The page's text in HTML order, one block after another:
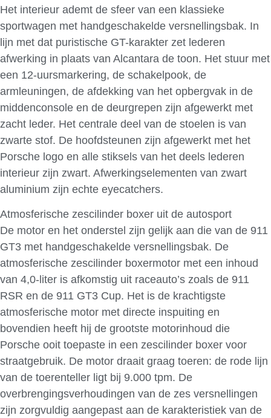
Het interieur ademt de sfeer van een klassieke
sportwagen met handgeschakelde versnellingsbak. In
lijn met dat puristische GT-karakter zet lederen
afwerking in plaats van Alcantara de toon. Het stuur met
een 12-uursmarkering, de schakelpook, de
armleuningen, de afdekking van het opbergvak in de
middenconsole en de deurgrepen zijn afgewerkt met
zacht leder. Het centrale deel van de stoelen is van
zwarte stof. De hoofdsteunen zijn afgewerkt met het
Porsche logo en alle stiksels van het deels lederen
interieur zijn zwart. Afwerkingselementen van zwart
aluminium zijn echte eyecatchers.
Atmosferische zescilinder boxer uit de autosport
De motor en het onderstel zijn gelijk aan die van de 911
GT3 met handgeschakelde versnellingsbak. De
atmosferische zescilinder boxermotor met een inhoud
van 4,0-liter is afkomstig uit raceauto’s zoals de 911
RSR en de 911 GT3 Cup. Het is de krachtigste
atmosferische motor met directe inspuiting en
bovendien heeft hij de grootste motorinhoud die
Porsche ooit toepaste in een zescilinder boxer voor
straatgebruik. De motor draait graag toeren: de rode lijn
van de toerenteller ligt bij 9.000 tpm. De
overbrengingsverhoudingen van de zes versnellingen
zijn zorgvuldig aangepast aan de karakteristiek van de